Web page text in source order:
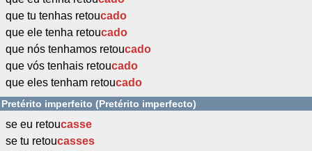
que tu tenhas retoucado
que ele tenha retoucado
que nós tenhamos retoucado
que vós tenhais retoucado
que eles tenham retoucado
Pretérito imperfeito (Pretérito imperfecto)
se eu retoucasse
se tu retoucasses